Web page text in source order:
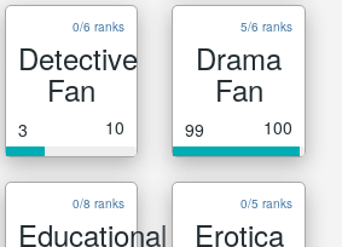
0/6 ranks
Detective
Fan
3 10
5/6 ranks
Drama
Fan
99 100
0/8 ranks
Educational
0/5 ranks
Erotica